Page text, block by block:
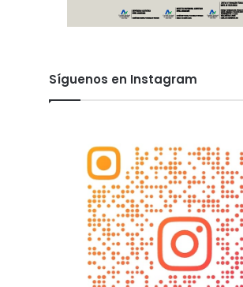
Síguenos en Instagram